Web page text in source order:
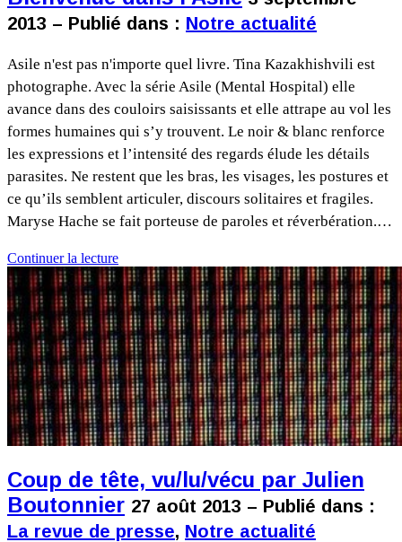
2013 – Publié dans : Notre actualité
Asile n'est pas n'importe quel livre. Tina Kazakhishvili est
photographe. Avec la série Asile (Mental Hospital) elle
avance dans des couloirs saisissants et elle attrape au vol les
formes humaines qui s’y trouvent. Le noir & blanc renforce
les expressions et l’intensité des regards élude les détails
parasites. Ne restent que les bras, les visages, les postures et
ce qu’ils semblent articuler, discours solitaires et fragiles.
Maryse Hache se fait porteuse de paroles et réverbération.…
Continuer la lecture
Coup de tête, vu/lu/vécu par Julien
Boutonnier 27 août 2013 – Publié dans :
La revue de presse, Notre actualité